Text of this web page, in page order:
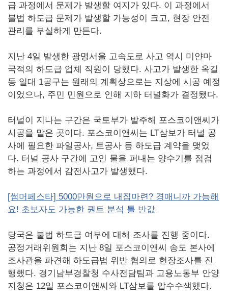
급 과정에서 문제가 발생할 여지가 있다. 이 과정에서
불법 하도급 문제가 발생할 가능성이 크고, 현장 안전
관리를 부실하게 만든다.
지난 4일 발생한 광명서울 고속도로 사고 역시 미얀마
국적의 하도급 업체 직원이 당했다. 사고가 발생한 옥길
동 일대 1공구는 원래의 계획상으로는 지상에 시공 예정
이었으나, 주민 민원으로 인해 지하 터널화가 결정됐다.
터널이 지나는 구간은 국토부가 발주해 포스코이앤씨가
시공을 맡은 곳이다. 포스코이앤씨는 LT삼보가 터널 공
사에 필요한 파일공사, 토공사 등 하도급 계약을 맺었
다. 터널 공사 구간에 고인 물을 퍼내는 양수기를 점검
하는 과정에서 감전사고가 발생했다.
[썸머페스타] 5000만원으로 내집마련? 경매니까 가능해
요! 초보자도 가능한 퀀트 분석 툴 반값
당국은 불법 하도급 여부에 대해 조사를 진행 중이다.
공정거래위원회는 지난 8일 포스코이앤씨 송도 본사에
조사관을 파견해 하도급법 위반 협의로 현장조사를 진
행했다. 경기남부경찰청 수사전담팀과 고용노동부 안양
지청은 12일 포스코이앤씨와 LT삼보를 압수수색했다.